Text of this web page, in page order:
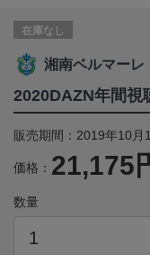
在庫なし
湘南ベルマーレ
2020DAZN年間視
販売期間：2019年10
価格： 21,175
数量